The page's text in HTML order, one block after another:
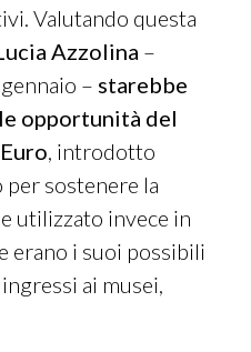
Valutando questa
Azzolina –
– starebbe
opportunità del
, introdotto
sostenere la
utilizzato invece in
erano i suoi possibili
ai musei,